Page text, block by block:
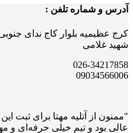
آدرس و شماره تلفن :
کرج عظیمیه بلوار کاج ندای
شهید غلامی
026-34217858
09034566006
"ممنون از آتلیه مهتا برای ثبت
عالی بود و تیم خیلی حرفه‌ای و